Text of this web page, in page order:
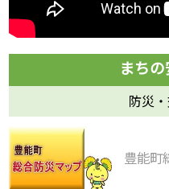
防災
豊能町